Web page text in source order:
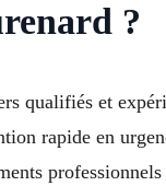
?
qualifiés et
rapide en